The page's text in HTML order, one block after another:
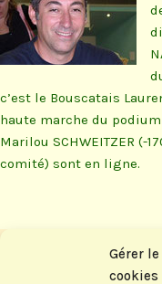
Gérer
cookies
c’est le Bouscatais
haute marche du podium
Marilou SCHWEITZER (-
comité) sont en ligne.
Laisser un